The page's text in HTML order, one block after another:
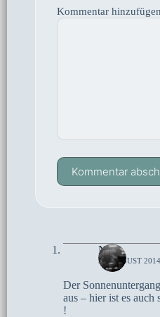
Kommentar hinzufügen
Kommentar
Netty
31. AUGUST
Der
aus – hier ist es auch
!